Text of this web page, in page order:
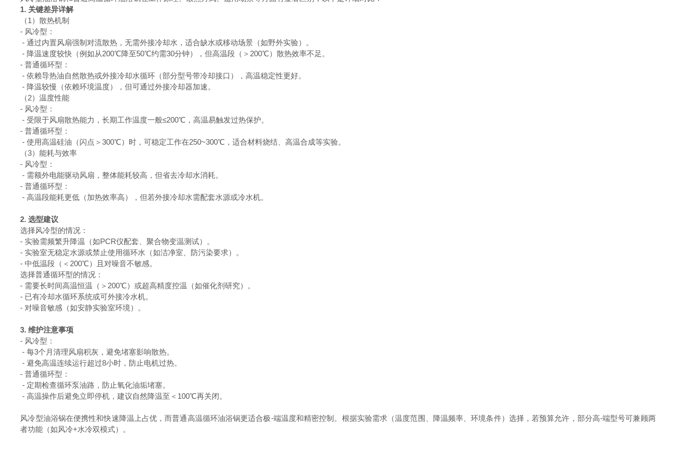
1. 关键差异详解
（1 ）散热机制
- 风冷型：
-通过内置风扇强制对流散热，无需外接冷却水，适合缺水或移动场景（如野外实验）。
- 降温速度较快（例如从200℃降至50℃约需30分钟），但高温段（＞ 200℃）散热效率不足。
-普通循环型：
-依赖导热油自然散热或外接冷却水循环（部分型号带冷却接口），高温稳定性更好。
- 降温较慢（依赖环境温度），但可通过外接冷却器加速。
（2）温度性能
- 风冷型：
- 受限于风扇散热能力，长期工作温度一般≤200℃，高温易触发过热保护。
-普通循环型：
-使用高温硅油（闪点＞300℃）时，可稳定工作在250~300℃，适合材料烧结、高温合成等实验。
（3）能耗与效率
- 风冷型：
- 需额外电能驱动风扇，整体能耗较高，但省去冷却水消耗。
-普通循环型：
-高温段能耗更低（加热效率高），但若外接冷却水需配套水源或冷水机。
2.选型建议
选择风冷型的情况：
- 实验需频繁升降温（如PCR仪配套、聚合物变温测试）。
- 实验室无稳定水源或禁止使用循环水（如洁净室、防污染要求）。
-中低温段（＜ 200℃）且对噪音不敏感。
选择普通循环型的情况：
- 需要长时间高温恒温（＞ 200℃）或超高精度控温（如催化剂研究）。
- 已有冷却水循环系统或可外接冷水机。
- 对噪音敏感（如安静实验室环境）。
3.维护注意事项
- 风冷型：
-每3个月清理风扇积灰，避免堵塞影响散热。
-避免高温连续运行超过8小时，防止电机过热。
-普通循环型：
- 定期检查循环泵油路，防止氧化油垢堵塞。
-高温操作后避免立即停机，建议自然降温至＜ 100℃再关闭。
风冷型油浴锅在便携性和快速降温上占优，而普通高温循环油浴锅更适合极-端温度和精密控制。根据实验需求（温度范围、降温频率、环境条件）选择，若预算允许，部分高-端型号可兼顾两
者功能（如风冷+水冷双模式）。